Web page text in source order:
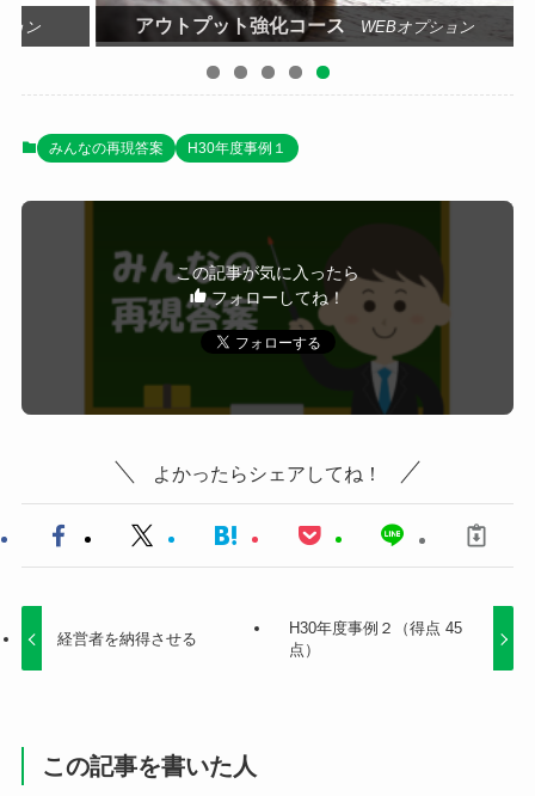
ョン アウトプット強化コース WEBオプション
みんなの再現答案 H30年度事例１
この記事が気に入ったら
フォローしてね！
よかったらシェアしてね！
経営者を納得させる
H30年度事例２（得点 45
点）
この記事を書いた人